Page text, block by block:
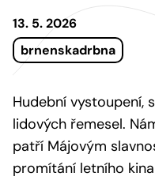
13. 5. 2026
brnenskadrbna
Hudební vystoupení,
lidových řemesel.
patří Májovým
promítání letního